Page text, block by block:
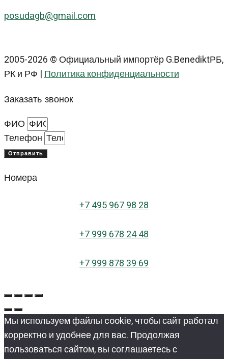
posudagb@gmail.com
2005-2026 © Официальный импортёр G.BenediktРБ,
РК и РФ |Политика конфиденциальности
Заказать звонок
ФИО
Телефон
Отправить
Номера
+7 495 967 98 28
+7 999 678 24 48
+7 999 878 39 69
Мы используем файлы cookie, чтобы сайт работал
корректно и удобнее для вас. Продолжая
пользоваться сайтом, вы соглашаетесь с